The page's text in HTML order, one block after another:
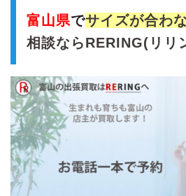
富山県でサイズが合わ
相談ならRERING(リリ